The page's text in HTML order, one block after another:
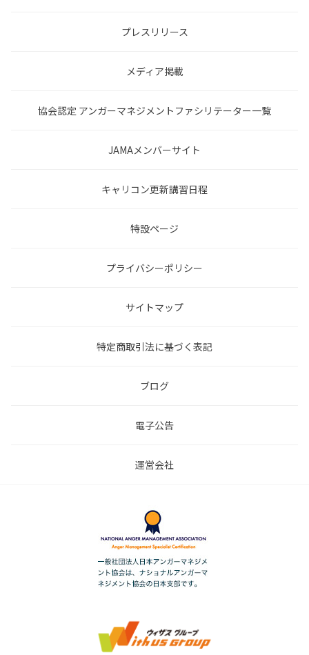
プレスリリース
メディア掲載
協会認定 アンガーマネジメントファシリテーター一覧
JAMAメンバーサイト
キャリコン更新講習日程
特設ページ
プライバシーポリシー
サイトマップ
特定商取引法に基づく表記
ブログ
電子公告
運営会社